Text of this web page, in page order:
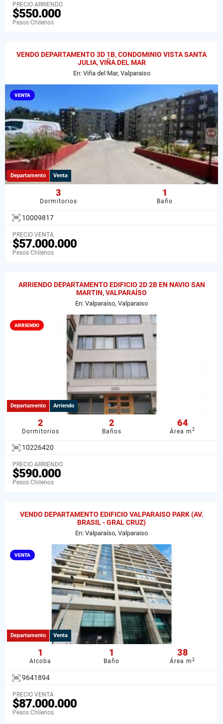
PRECIO ARRIENDO
$550.000
Pesos Chilenos
VENDO DEPARTAMENTO 3D 1B, CONDOMINIO VISTA SANTA
JULIA, VIÑA DEL MAR
En: Viña del Mar, Valparaiso
VENTA
Departamento Venta
3
Dormitorios
1
Baño
10009817
PRECIO VENTA
$57.000.000
Pesos Chilenos
ARRIENDO DEPARTAMENTO EDIFICIO 2D 2B EN NAVIO SAN
MARTIN, VALPARAÍSO
En: Valparaíso, Valparaiso
ARRIENDO
Departamento Arriendo
2
Dormitorios
2
Baños
64
Área m2
10226420
PRECIO ARRIENDO
$590.000
Pesos Chilenos
VENDO DEPARTAMENTO EDIFICIO VALPARAISO PARK (AV.
BRASIL - GRAL CRUZ)
En: Valparaíso, Valparaiso
VENTA
Departamento Venta
1
Alcoba
1
Baño
38
Área m2
9641894
PRECIO VENTA
$87.000.000
Pesos Chilenos